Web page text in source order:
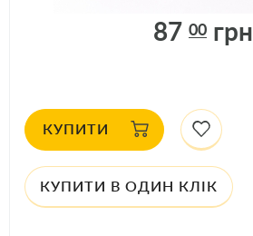
87 00 грн
КУПИТИ
КУПИТИ В ОДИН КЛІК